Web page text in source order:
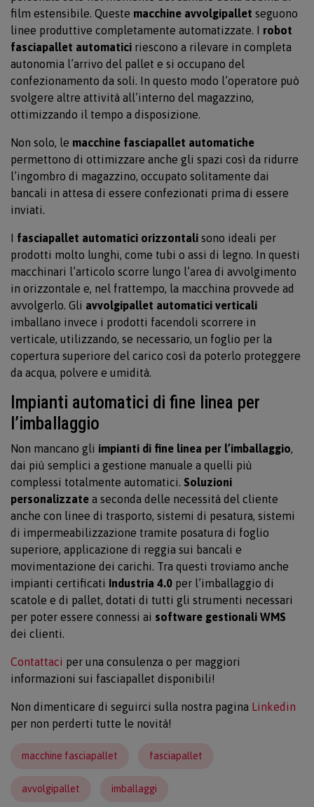
film estensibile. Queste macchine avvolgipallet seguono
linee produttive completamente automatizzate. I robot
fasciapallet automatici riescono a rilevare in completa
autonomia l’arrivo del pallet e si occupano del
confezionamento da soli. In questo modo l’operatore può
svolgere altre attività all’interno del magazzino,
ottimizzando il tempo a disposizione.
Non solo, le macchine fasciapallet automatiche
permettono di ottimizzare anche gli spazi così da ridurre
l’ingombro di magazzino, occupato solitamente dai
bancali in attesa di essere confezionati prima di essere
inviati.
I fasciapallet automatici orizzontali sono ideali per
prodotti molto lunghi, come tubi o assi di legno. In questi
macchinari l’articolo scorre lungo l’area di avvolgimento
in orizzontale e, nel frattempo, la macchina provvede ad
avvolgerlo. Gli avvolgipallet automatici verticali
imballano invece i prodotti facendoli scorrere in
verticale, utilizzando, se necessario, un foglio per la
copertura superiore del carico così da poterlo proteggere
da acqua, polvere e umidità.
Impianti automatici di fine linea per
l’imballaggio
Non mancano gli impianti di fine linea per l’imballaggio,
dai più semplici a gestione manuale a quelli più
complessi totalmente automatici. Soluzioni
personalizzate a seconda delle necessità del cliente
anche con linee di trasporto, sistemi di pesatura, sistemi
di impermeabilizzazione tramite posatura di foglio
superiore, applicazione di reggia sui bancali e
movimentazione dei carichi. Tra questi troviamo anche
impianti certificati Industria 4.0 per l’imballaggio di
scatole e di pallet, dotati di tutti gli strumenti necessari
per poter essere connessi ai software gestionali WMS
dei clienti.
Contattaci per una consulenza o per maggiori
informazioni sui fasciapallet disponibili!
Non dimenticare di seguirci sulla nostra pagina Linkedin
per non perderti tutte le novità!
macchine fasciapallet fasciapallet
avvolgipallet imballaggi